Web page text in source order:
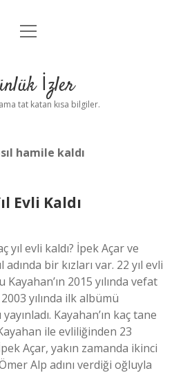
Anasayfa
Yasal Uyarı
menüyü
İzler
tat katan kısa bilgiler.
hamile kaldı
Evli Kaldı
yıl evli kaldı? İpek Açar ve
adında bir kızları var. 22 yıl evli
2015 yılında vefat
yılında ilk albümü
yayınladı. Kayahan’ın kaç tane
ile evliliğinden 23
Açar, yakın zamanda ikinci
Alp adını verdiği oğluyla